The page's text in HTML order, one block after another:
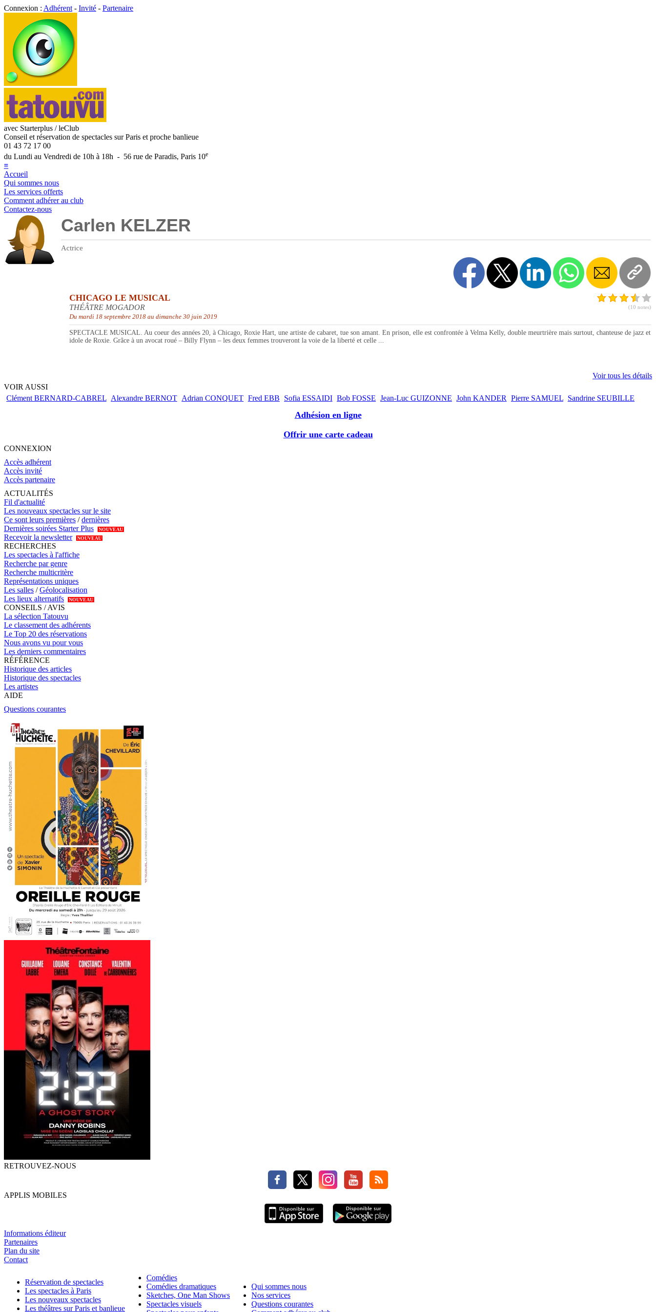
Connexion : Adhérent - Invité - Partenaire
avec Starterplus / leClub
Conseil et réservation de spectacles sur Paris et proche banlieue
01 43 72 17 00
du Lundi au Vendredi de 10h à 18h - 56 rue de Paradis, Paris 10e
≡
Accueil
Qui sommes nous
Les services offerts
Comment adhérer au club
Contactez-nous
Carlen KELZER
Actrice
(10 notes)
CHICAGO LE MUSICAL
THÉÂTRE MOGADOR
Du mardi 18 septembre 2018 au dimanche 30 juin 2019
SPECTACLE MUSICAL. Au coeur des années 20, à Chicago, Roxie Hart, une artiste de cabaret, tue son amant. En prison, elle est confrontée à Velma Kelly, double meurtrière mais surtout, chanteuse de jazz et
idole de Roxie. Grâce à un avocat roué – Billy Flynn – les deux femmes trouveront la voie de la liberté et celle ...
Voir tous les détails
VOIR AUSSI
Clément BERNARD-CABREL Alexandre BERNOT Adrian CONQUET Fred EBB Sofia ESSAIDI Bob FOSSE Jean-Luc GUIZONNE John KANDER Pierre SAMUEL Sandrine SEUBILLE
Adhésion en ligne
Offrir une carte cadeau
CONNEXION
Accès adhérent
Accès invité
Accès partenaire
ACTUALITÉS
Fil d'actualité
Les nouveaux spectacles sur le site
Ce sont leurs premières /dernières
Dernières soirées Starter Plus
NOUVEAU
Recevoir la newsletter NOUVEAU
RECHERCHES
Les spectacles à l'affiche
Recherche par genre
Recherche multicritère
Représentations uniques
Les salles /Géolocalisation
Les lieux alternatifs
NOUVEAU
CONSEILS / AVIS
La sélection Tatouvu
Le classement des adhérents
Le Top 20 des réservations
Nous avons vu pour vous
Les derniers commentaires
RÉFÉRENCE
Historique des articles
Historique des spectacles
Les artistes
AIDE
Questions courantes
RETROUVEZ-NOUS
APPLIS MOBILES
Informations éditeur
Partenaires
Plan du site
Contact
Réservation de spectacles
Les spectacles à Paris
Les nouveaux spectacles
Les théâtres sur Paris et banlieue
Comédies
Comédies dramatiques
Sketches, One Man Shows
Spectacles visuels
Qui sommes nous
Nos services
Questions courantes